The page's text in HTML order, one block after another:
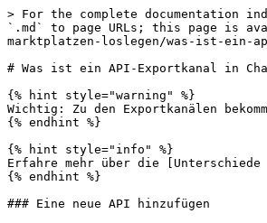
> For the complete documentation
`.md` to page URLs; this page is
marktplatzen-loslegen/was-ist-ein-
# Was ist ein API-Exportkanal in
{% hint style="warning" %}
Wichtig: Zu den Exportkanälen
{% endhint %}
{% hint style="info" %}
Erfahre mehr über die
{% endhint %}
### Eine neue API hinzufügen